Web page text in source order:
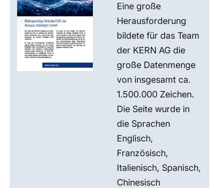
Eine große
Herausforderung
bildete für das Team
der KERN AG die
große Datenmenge
von insgesamt ca.
1.500.000 Zeichen.
Die Seite wurde in
die Sprachen
Englisch,
Französisch,
Italienisch, Spanisch,
Chinesisch